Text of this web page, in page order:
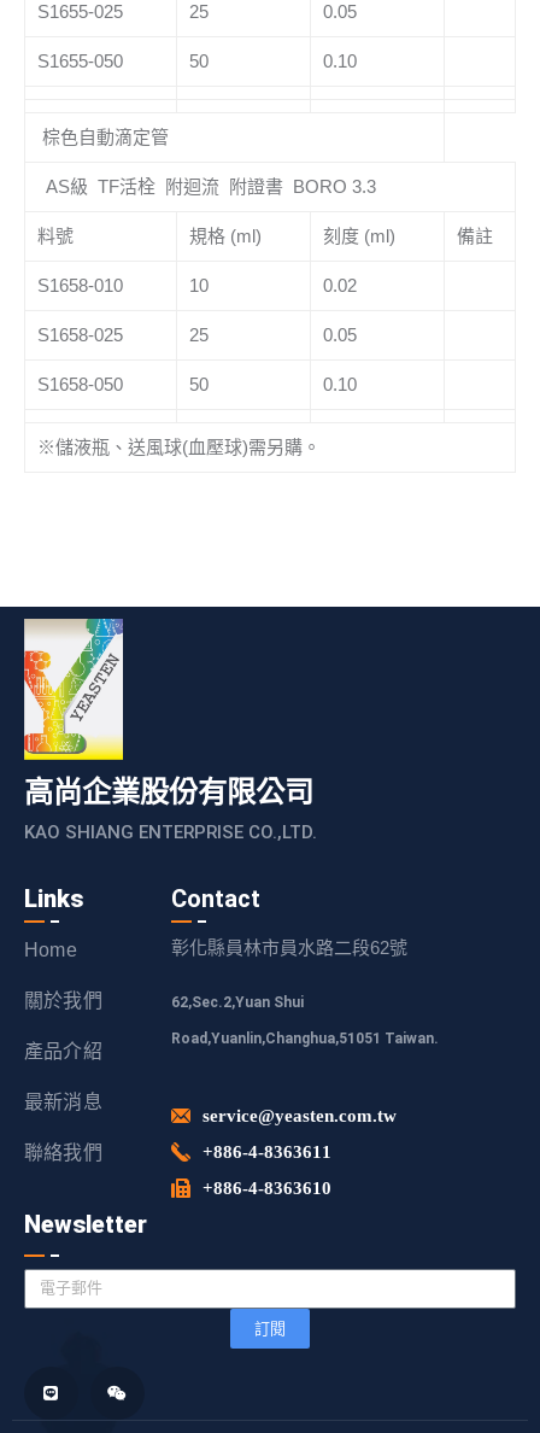
S1655-025 25 0.05
S1655-050 50 0.10
棕色自動滴定管
AS級 TF活栓 附迴流 附證書 BORO 3.3
料號 規格 (ml) 刻度 (ml) 備註
S1658-010 10 0.02
S1658-025 25 0.05
S1658-050 50 0.10
※儲液瓶、送風球(血壓球)需另購。
高尚企業股份有限公司
KAO SHIANG ENTERPRISE CO.,LTD.
Links
Home
關於我們
產品介紹
最新消息
聯絡我們
Contact
彰化縣員林市員水路二段62號
62,Sec.2,Yuan Shui
Road,Yuanlin,Changhua,51051 Taiwan.
service@yeasten.com.tw
+886-4-8363611
+886-4-8363610
Newsletter
訂閱